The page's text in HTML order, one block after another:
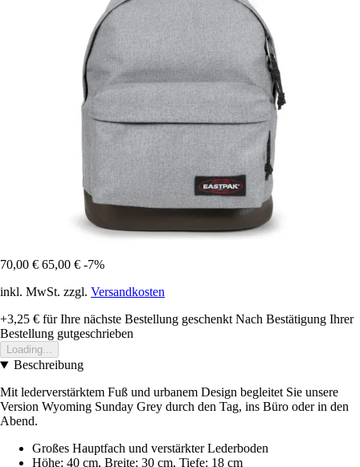
70,00 € 65,00 € -7%
inkl. MwSt. zzgl. Versandkosten
+3,25 € für Ihre nächste Bestellung geschenkt Nach Bestätigung Ihrer
Bestellung gutgeschrieben
Loading...
Beschreibung
Mit lederverstärktem Fuß und urbanem Design begleitet Sie unsere
Version Wyoming Sunday Grey durch den Tag, ins Büro oder in den
Abend.
Großes Hauptfach und verstärkter Lederboden
Höhe: 40 cm, Breite: 30 cm, Tiefe: 18 cm